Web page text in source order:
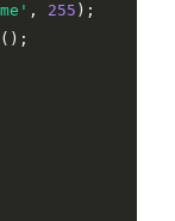
, 255 );
();